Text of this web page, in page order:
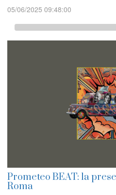
05/06/2025 09:48:00
Prometeo BEAT: la
Roma